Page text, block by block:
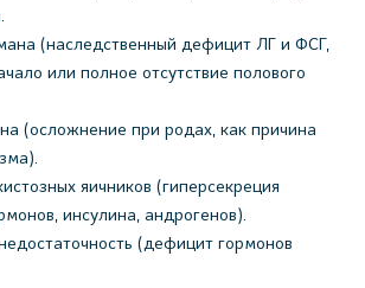
(наследственный дефицит ЛГ и ФСГ,
или полное отсутствие полового
(осложнение при родах, как причина
яичников (гиперсекреция
инсулина, андрогенов).
(дефицит гормонов